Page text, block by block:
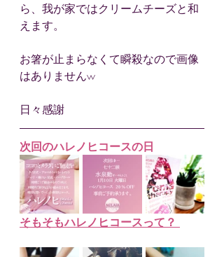
ら、我が家ではクリームチーズと和
えます。
お箸が止まらなくて瞬殺なので画像
はありませんw
日々感謝
次回のハレノヒコースの日
そもそもハレノヒコースって？